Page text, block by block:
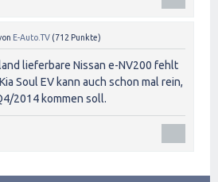
E-Auto.TV (712 Punkte)
lieferbare Nissan e-NV200 fehlt
Soul EV kann auch schon mal rein,
2014 kommen soll.